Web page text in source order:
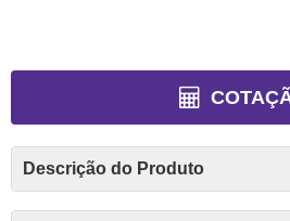
Descrição do Produto